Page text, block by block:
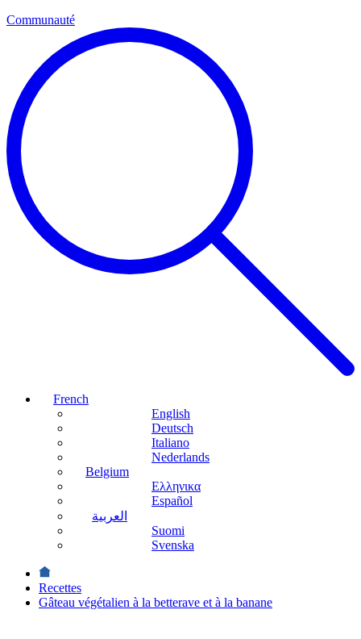
Communauté
French
English
Deutsch
Italiano
Nederlands
Belgium
Ελληνικα
Español
العربية
Suomi
Svenska
Recettes
Gâteau végétalien à la betterave et à la banane